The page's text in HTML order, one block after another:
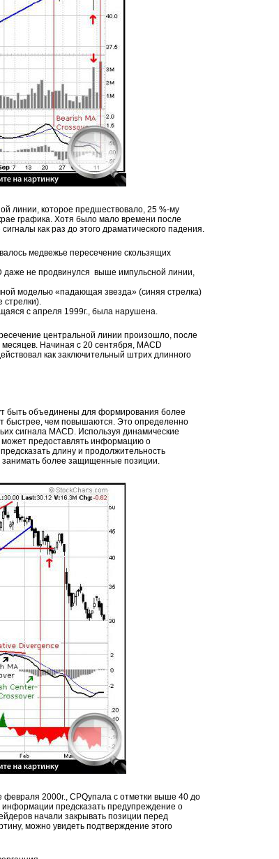
линии, которое предшествовало, 25 %-му
графика. Хотя было мало времени после
как раз до этого драматического падения.
медвежье пересечение скользящих
даже не продвинулся выше импульсной линии,
моделью «падающая звезда» (синяя стрелка)
стрелки).
с апреля 1999г., была нарушена.
центральной линии произошло, после
Начиная с 20 сентября, MACD
как заключительный штрих длинного
быть объединены для формирования более
быстрее, чем повышаются. Это определенно
сигнала MACD. Используя динамические
может предоставлять информацию о
длину и продолжительность
занимать более защищенные позиции.
2000г., CPQупала с отметки выше 40 до
информации предсказать предупреждение о
начали закрывать позиции перед
можно увидеть подтверждение этого